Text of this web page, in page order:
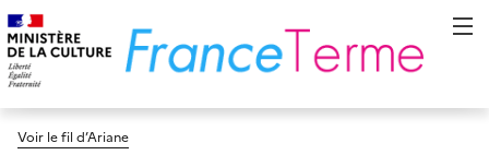
Voir le fil d’Ariane